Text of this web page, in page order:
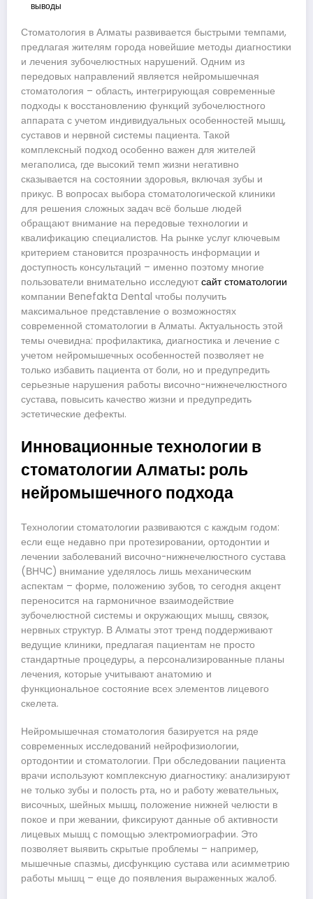
выводы
Стоматология в Алматы развивается быстрыми темпами,
предлагая жителям города новейшие методы диагностики
и лечения зубочелюстных нарушений. Одним из
передовых направлений является нейромышечная
стоматология – область, интегрирующая современные
подходы к восстановлению функций зубочелюстного
аппарата с учетом индивидуальных особенностей мышц,
суставов и нервной системы пациента. Такой
комплексный подход особенно важен для жителей
мегаполиса, где высокий темп жизни негативно
сказывается на состоянии здоровья, включая зубы и
прикус. В вопросах выбора стоматологической клиники
для решения сложных задач всё больше людей
обращают внимание на передовые технологии и
квалификацию специалистов. На рынке услуг ключевым
критерием становится прозрачность информации и
доступность консультаций – именно поэтому многие
пользователи внимательно исследуют сайт стоматологии
компании Benefakta Dental чтобы получить
максимальное представление о возможностях
современной стоматологии в Алматы. Актуальность этой
темы очевидна: профилактика, диагностика и лечение с
учетом нейромышечных особенностей позволяет не
только избавить пациента от боли, но и предупредить
серьезные нарушения работы височно-нижнечелюстного
сустава, повысить качество жизни и предупредить
эстетические дефекты.
Инновационные технологии в
стоматологии Алматы: роль
нейромышечного подхода
Технологии стоматологии развиваются с каждым годом:
если еще недавно при протезировании, ортодонтии и
лечении заболеваний височно-нижнечелюстного сустава
(ВНЧС) внимание уделялось лишь механическим
аспектам – форме, положению зубов, то сегодня акцент
переносится на гармоничное взаимодействие
зубочелюстной системы и окружающих мышц, связок,
нервных структур. В Алматы этот тренд поддерживают
ведущие клиники, предлагая пациентам не просто
стандартные процедуры, а персонализированные планы
лечения, которые учитывают анатомию и
функциональное состояние всех элементов лицевого
скелета.
Нейромышечная стоматология базируется на ряде
современных исследований нейрофизиологии,
ортодонтии и стоматологии. При обследовании пациента
врачи используют комплексную диагностику: анализируют
не только зубы и полость рта, но и работу жевательных,
височных, шейных мышц, положение нижней челюсти в
покое и при жевании, фиксируют данные об активности
лицевых мышц с помощью электромиографии. Это
позволяет выявить скрытые проблемы – например,
мышечные спазмы, дисфункцию сустава или асимметрию
работы мышц – еще до появления выраженных жалоб.